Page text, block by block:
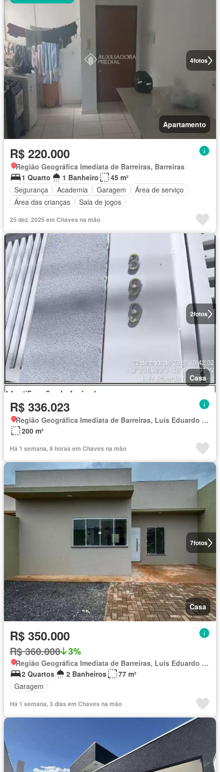
4fotos
Apartamento
R$ 220.000
Região Geográfica Imediata de Barreiras, Barreiras
1 Quarto
1 Banheiro
45 m²
Segurança
Academia Garagem
Área de serviço
Área das crianças
Sala de jogos
25 dez. 2025 em Chaves na mão
2fotos
Casa
R$ 336.023
Região Geográfica Imediata de Barreiras, Luís Eduardo Magalhães
200 m²
Há 1 semana, 8 horas em Chaves na mão
7fotos
Casa
R$ 350.000
R$ 360.000 3%
Região Geográfica Imediata de Barreiras, Luís Eduardo Magalhães
2 Quartos
2 Banheiros
77 m²
Garagem
Há 1 semana, 3 dias em Chaves na mão